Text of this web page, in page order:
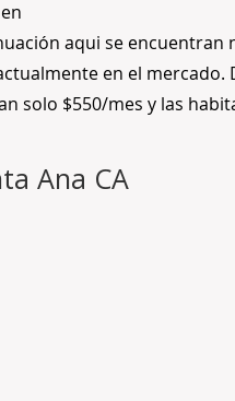
aqui se
en el mercado.
solo $550/mes y las
Ana CA